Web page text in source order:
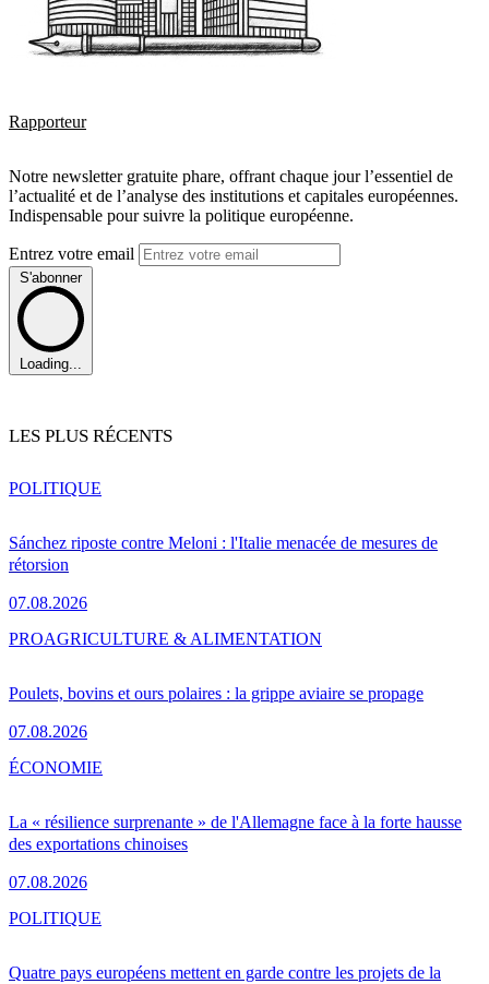
Rapporteur
Notre newsletter gratuite phare, offrant chaque jour l’essentiel de
l’actualité et de l’analyse des institutions et capitales européennes.
Indispensable pour suivre la politique européenne.
Entrez votre email
S'abonner
Loading...
LES PLUS RÉCENTS
Sánchez riposte contre Meloni : l'Italie menacée de mesures de
rétorsion
07.08.2026
POLITIQUE
Poulets, bovins et ours polaires : la grippe aviaire se propage
07.08.2026
PROAGRICULTURE & ALIMENTATION
La « résilience surprenante » de l'Allemagne face à la forte hausse
des exportations chinoises
07.08.2026
ÉCONOMIE
Quatre pays européens mettent en garde contre les projets de la
POLITIQUE